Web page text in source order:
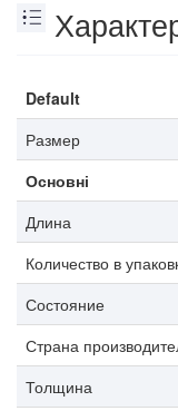
Default
Размер
Основні
Длина
Количество в
Состояние
Страна
Толщина